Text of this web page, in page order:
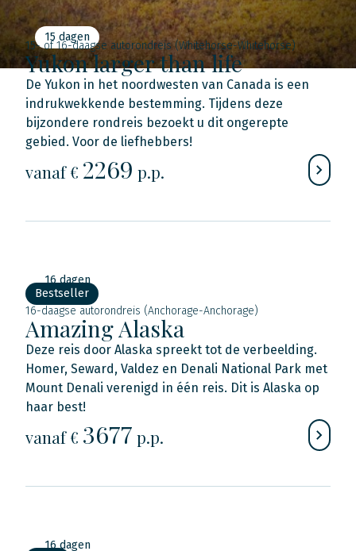
15 dagen
15- of 16-daagse autorondreis (Whitehorse-Whitehorse)
Yukon larger than life
De Yukon in het noordwesten van Canada is een
indrukwekkende bestemming. Tijdens deze
bijzondere rondreis bezoekt u dit ongerepte
gebied. Voor de liefhebbers!
vanaf € 2269 p.p.
16 dagen
Bestseller
16-daagse autorondreis (Anchorage-Anchorage)
Amazing Alaska
Deze reis door Alaska spreekt tot de verbeelding.
Homer, Seward, Valdez en Denali National Park met
Mount Denali verenigd in één reis. Dit is Alaska op
haar best!
vanaf € 3677 p.p.
16 dagen